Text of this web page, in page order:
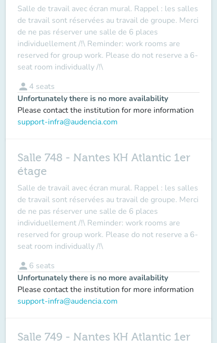
Salle de travail avec écran mural. Rappel : les salles
de travail sont réservées au travail de groupe. Merci
de ne pas réserver une salle de 6 places
individuellement /!\ Reminder: work rooms are
reserved for group work. Please do not reserve a 6-
seat room individually /!\
person 4 seats
Unfortunately there is no more availability
Please contact the institution for more information
support-infra@audencia.com
Salle 748 - Nantes KH Atlantic 1er
étage
Salle de travail avec écran mural. Rappel : les salles
de travail sont réservées au travail de groupe. Merci
de ne pas réserver une salle de 6 places
individuellement /!\ Reminder: work rooms are
reserved for group work. Please do not reserve a 6-
seat room individually /!\
person 6 seats
Unfortunately there is no more availability
Please contact the institution for more information
support-infra@audencia.com
Salle 749 - Nantes KH Atlantic 1er